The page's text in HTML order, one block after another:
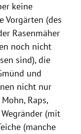
keine
Vorgärten (des
Rasenmäher
noch nicht
sind), die
und
nicht nur
Raps,
(mit
(manche